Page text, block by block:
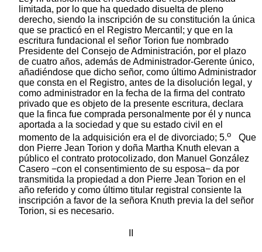
limitada, por lo que ha quedado disuelta de pleno
derecho, siendo la inscripción de su constitución la única
que se practicó en el Registro Mercantil; y que en la
escritura fundacional el señor Torion fue nombrado
Presidente del Consejo de Administración, por el plazo
de cuatro años, además de Administrador-Gerente único,
añadiéndose que dicho señor, como último Administrador
que consta en el Registro, antes de la disolución legal, y
como administrador en la fecha de la firma del contrato
privado que es objeto de la presente escritura, declara
que la finca fue comprada personalmente por él y nunca
aportada a la sociedad y que su estado civil en el
momento de la adquisición era el de divorciado; 5.o Que
don Pierre Jean Torion y doña Martha Knuth elevan a
público el contrato protocolizado, don Manuel González
Casero −con el consentimiento de su esposa− da por
transmitida la propiedad a don Pierre Jean Torion en el
año referido y como último titular registral consiente la
inscripción a favor de la señora Knuth previa la del señor
Torion, si es necesario.